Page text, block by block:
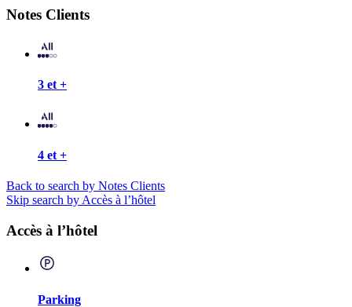
Notes Clients
3 et +
4 et +
Back to search by Notes Clients
Skip search by Accès à l’hôtel
Accès à l’hôtel
Parking